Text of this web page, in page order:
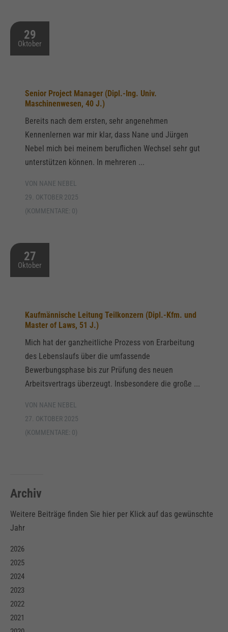
29
Oktober
Senior Project Manager (Dipl.-Ing. Univ.
Maschinenwesen, 40 J.)
Bereits nach dem ersten, sehr angenehmen
Kennenlernen war mir klar, dass Nane und Jürgen
Nebel mich bei meinem beruflichen Wechsel sehr gut
unterstützen können. In mehreren ...
VON NANE NEBEL
29. OKTOBER 2025
(KOMMENTARE: 0)
27
Oktober
Kaufmännische Leitung Teilkonzern (Dipl.-Kfm. und
Master of Laws, 51 J.)
Mich hat der ganzheitliche Prozess von Erarbeitung
des Lebenslaufs über die umfassende
Bewerbungsphase bis zur Prüfung des neuen
Arbeitsvertrags überzeugt. Insbesondere die große ...
VON NANE NEBEL
27. OKTOBER 2025
(KOMMENTARE: 0)
Archiv
Weitere Beiträge finden Sie hier per Klick auf das gewünschte
Jahr
2026
2025
2024
2023
2022
2021